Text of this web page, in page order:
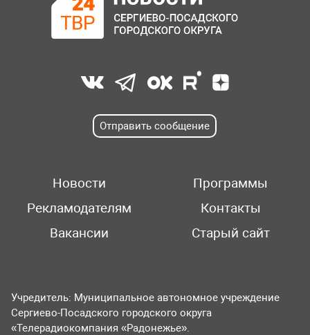
Отправить сообщение
Новости
Программы
Рекламодателям
Контакты
Вакансии
Старый сайт
Учредитель: Муниципальное автономное учреждение
Сергиево-Посадского городского округа
«Телерадиокомпания «Радонежье».